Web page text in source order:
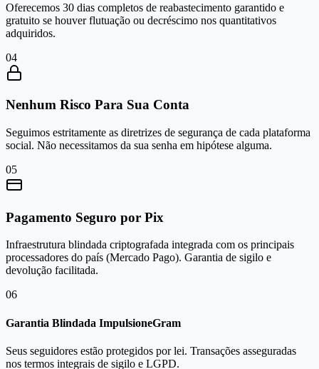
Oferecemos 30 dias completos de reabastecimento garantido e
gratuito se houver flutuação ou decréscimo nos quantitativos
adquiridos.
04
Nenhum Risco Para Sua Conta
Seguimos estritamente as diretrizes de segurança de cada plataforma
social. Não necessitamos da sua senha em hipótese alguma.
05
Pagamento Seguro por Pix
Infraestrutura blindada criptografada integrada com os principais
processadores do país (Mercado Pago). Garantia de sigilo e
devolução facilitada.
06
Garantia Blindada ImpulsioneGram
Seus seguidores estão protegidos por lei. Transações asseguradas
nos termos integrais de sigilo e LGPD.